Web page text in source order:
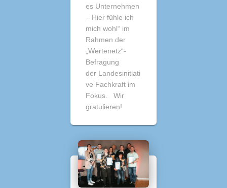
es Unternehmen
– Hier fühle ich
mich wohl“ im
Rahmen der
„Wertenetz“-
Befragung
der Landesinitiati
ve Fachkraft im
Fokus. Wir
gratulieren!